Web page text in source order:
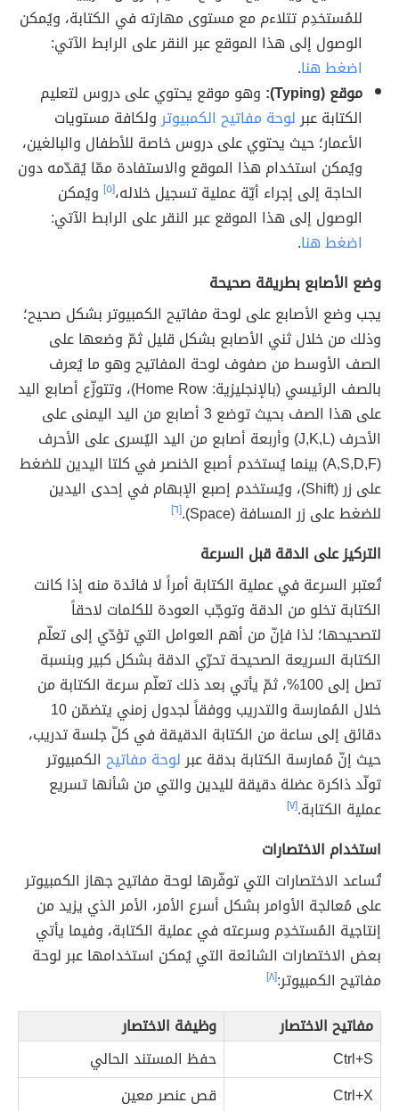
للمُستخدِم تتلاءم مع مستوى مهارته في الكتابة، ويُمكن
الوصول إلى هذا الموقع عبر النقر على الرابط الآتي:
اضغط هنا.
موقع (Typing):
وهو موقع يحتوي على دروس لتعليم
الكتابة عبرلوحة مفاتيح الكمبيوترولكافة مستويات
الأعمار؛ حيث يحتوي على دروس خاصة للأطفال والبالغين،
ويُمكن استخدام هذا الموقع والاستفادة ممّا يُقدّمه دون
الحاجة إلى إجراء أيّة عملية تسجيل خلاله،[٥] ويُمكن
الوصول إلى هذا الموقع عبر النقر على الرابط الآتي:
اضغط هنا.
وضع الأصابع بطريقة صحيحة
يجب وضع الأصابع على لوحة مفاتيح الكمبيوتر بشكل صحيح؛
وذلك من خلال ثني الأصابع بشكل قليل ثمّ وضعها على
الصف الأوسط من صفوف لوحة المفاتيح وهو ما يُعرف
بالصف الرئيسي (بالإنجليزية: Home Row)، وتتوزّع أصابع اليد
على هذا الصف بحيث توضع 3 أصابع من اليد اليمنى على
الأحرف (J,K,L) وأربعة أصابع من اليد اليُسرى على الأحرف
(A,S,D,F) بينما يُستخدم أصبع الخنصر في كلتا اليدين للضغط
على زر (Shift)، ويُستخدم إصبع الإبهام في إحدى اليدين
للضغط على زر المسافة (Space).
[٦]
التركيز على الدقة قبل السرعة
تُعتبر السرعة في عملية الكتابة أمراً لا فائدة منه إذا كانت
الكتابة تخلو من الدقة وتوجّب العودة للكلمات لاحقاً
لتصحيحها؛ لذا فإنّ من أهم العوامل التي تؤدّي إلى تعلّم
الكتابة السريعة الصحيحة تحرّي الدقة بشكل كبير وبنسبة
تصل إلى 100%، ثمّ يأتي بعد ذلك تعلّم سرعة الكتابة من
خلال المُمارسة والتدريب ووفقاً لجدول زمني يتضمّن 10
دقائق إلى ساعة من الكتابة الدقيقة في كلّ جلسة تدريب،
حيث إنّ مُمارسة الكتابة بدقة عبرلوحة مفاتيح الكمبيوتر
تولّد ذاكرة عضلة دقيقة لليدين والتي من شأنها تسريع
عملية الكتابة.[٧]
استخدام الاختصارات
تُساعد الاختصارات التي توفّرها لوحة مفاتيح جهاز الكمبيوتر
على مُعالجة الأوامر بشكل أسرع الأمر، الأمر الذي يزيد من
إنتاجية المُستخدِم وسرعته في عملية الكتابة، وفيما يأتي
بعض الاختصارات الشائعة التي يُمكن استخدامها عبر لوحة
مفاتيح الكمبيوتر:[٨]
مفاتيح الاختصار
وظيفة الاختصار
Ctrl+S
حفظ المستند الحالي
Ctrl+X
قص عنصر معين